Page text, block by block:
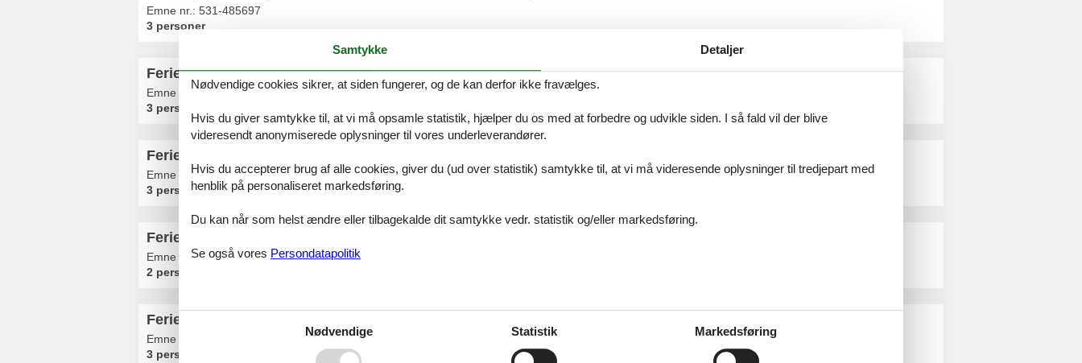
Emne nr.: 531-485697
3 personer
Ferielejlighed - 3 personer - 43500 - Daruvar
Emne nr.:359-HR-00123-05
3 personer
Ferielejlighed - 3 personer - 43500 - Daruvar
Emne nr.:359-HR-00123-00
3 personer
Ferielejlighed - 2 personer - 43500 - Daruvar
Emne nr.:359-HR-00123-04
2 personer
Ferielejlighed - 3 personer - 43500 - Daruvar
Emne nr.:
3 personer
Samtykke Detaljer
Nødvendige cookies sikrer, at siden fungerer, og de kan derfor ikke fravælges.
Hvis du giver samtykke til, at vi må opsamle statistik, hjælper du os med at forbedre og udvikle siden. I så fald vil der blive
videresendt anonymiserede oplysninger til vores underleverandører.
Hvis du accepterer brug af alle cookies, giver du (ud over statistik) samtykke til, at vi må videresende oplysninger til tredjepart med
henblik på personaliseret markedsføring.
Du kan når som helst ændre eller tilbagekalde dit samtykke vedr. statistik og/eller markedsføring.
Se også vores Persondatapolitik
Nødvendige Statistik Markedsføring